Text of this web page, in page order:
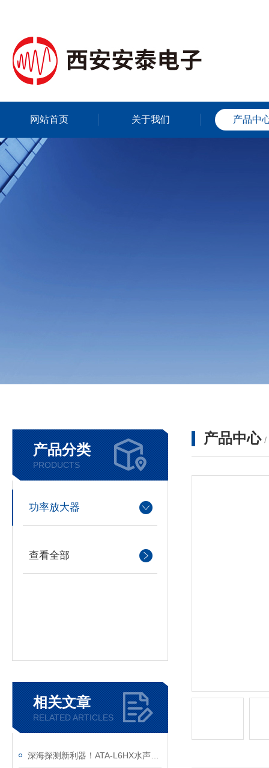
网站首页 关于我们 产品中
产品分类
PRODUCTS
功率放大器
查看全部
相关文章
RELATED ARTICLES
产品中心 /